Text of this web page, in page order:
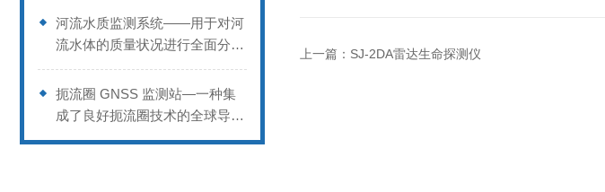
河流水质监测系统——用于对河
流水体的质量状况进行全面分析
的综合性系统
扼流圈 GNSS 监测站—一种集
成了良好扼流圈技术的全球导航
卫星系统监测站
上一篇： SJ-2DA雷达生命探测仪